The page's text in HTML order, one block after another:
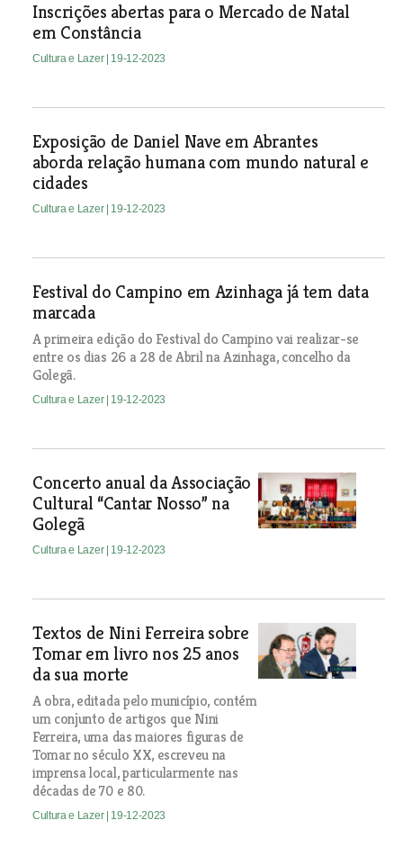
Inscrições abertas para o Mercado de Natal
em Constância
Cultura e Lazer | 19-12-2023
Exposição de Daniel Nave em Abrantes
aborda relação humana com mundo natural e
cidades
Cultura e Lazer | 19-12-2023
Festival do Campino em Azinhaga já tem data
marcada
A primeira edição do Festival do Campino vai realizar-se
entre os dias 26 a 28 de Abril na Azinhaga, concelho da
Golegã.
Cultura e Lazer | 19-12-2023
Concerto anual da Associação
Cultural “Cantar Nosso” na
Golegã
Cultura e Lazer | 19-12-2023
Textos de Nini Ferreira sobre
Tomar em livro nos 25 anos
da sua morte
A obra, editada pelo município, contém
um conjunto de artigos que Nini
Ferreira, uma das maiores figuras de
Tomar no século XX, escreveu na
imprensa local, particularmente nas
décadas de 70 e 80.
Cultura e Lazer | 19-12-2023